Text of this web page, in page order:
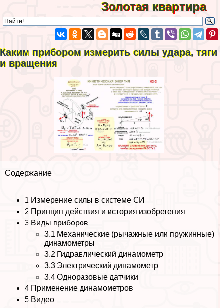
Золотая квартира
Каким прибором измерить силы удара, тяги
и вращения
Содержание
1 Измерение силы в системе СИ
2 Принцип действия и история изобретения
3 Виды приборов
3.1 Механические (рычажные или пружинные)
динамометры
3.2 Гидравлический динамометр
3.3 Электрический динамометр
3.4 Одноразовые датчики
4 Применение динамометров
5 Видео